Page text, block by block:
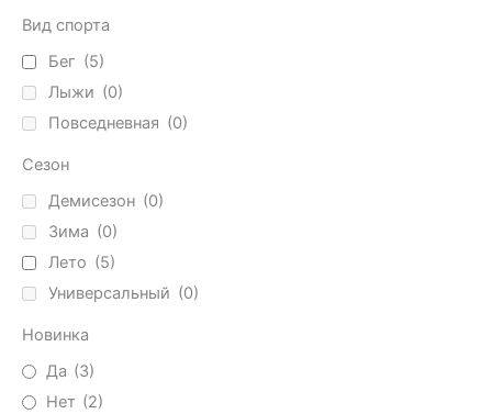
Вид спорта
Бег (5)
Лыжи (0)
Повседневная (0)
Сезон
Демисезон (0)
Зима (0)
Лето (5)
Универсальный (0)
Новинка
Да (3)
Нет (2)